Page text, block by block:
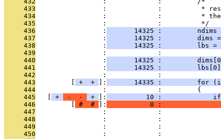
     433
:             :          *
     434
:             :          *
     435
                 :             :          */
     436
                 :
14325 :         ndims
     437
                 :
14325 :         dims
     438
                 :
14325 :         lbs =
     439
                 :             :
     440
                 :
14325 :
     441
                 :
14325 :
     442
                 :             :
     443
+ + ]:
14335 :         for
     444
                 :             :         {
     445
+ - - + ]:
10 :
     446
# # ]:
0 :
     447
:             :
     448
:             :
     449
:             :
     450
:             :